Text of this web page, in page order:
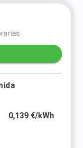
0,139 €/kWh